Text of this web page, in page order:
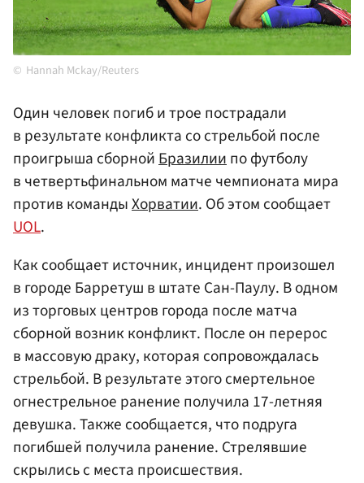
Hannah Mckay/Reuters
Один человек погиб и трое пострадали
в результате конфликта со стрельбой после
проигрыша сборнойБразилиипо футболу
в четвертьфинальном матче чемпионата мира
против командыХорватии. Об этом сообщает
UOL.
Как сообщает источник, инцидент произошел
в городе Барретуш в штате Сан-Паулу. В одном
из торговых центров города после матча
сборной возник конфликт. После он перерос
в массовую драку, которая сопровождалась
стрельбой. В результате этого смертельное
огнестрельное ранение получила 17-летняя
девушка. Также сообщается, что подруга
погибшей получила ранение. Стрелявшие
скрылись с места происшествия.